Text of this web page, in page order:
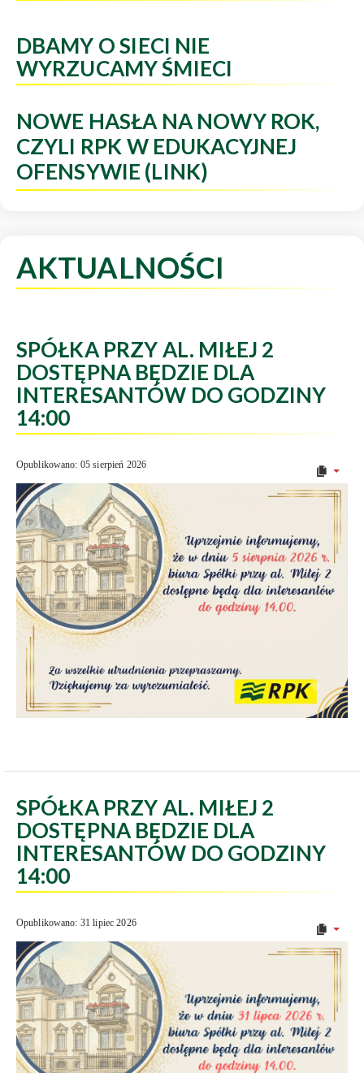
DBAMY O SIECI NIE
WYRZUCAMY ŚMIECI
NOWE HASŁA NA NOWY ROK,
CZYLI RPK W EDUKACYJNEJ
OFENSYWIE (LINK)
AKTUALNOŚCI
SPÓŁKA PRZY AL. MIŁEJ 2
DOSTĘPNA BĘDZIE DLA
INTERESANTÓW DO GODZINY
14:00
Opublikowano: 05 sierpień 2026
SPÓŁKA PRZY AL. MIŁEJ 2
DOSTĘPNA BĘDZIE DLA
INTERESANTÓW DO GODZINY
14:00
Opublikowano: 31 lipiec 2026